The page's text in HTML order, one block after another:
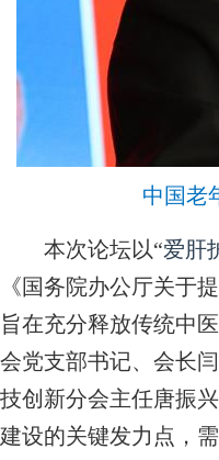
中国老
本次论坛以“爱肝
《国务院办公厅关于
旨在充分释放传统中
会党支部书记、会长
技创新分会主任唐振
建设的关键发力点，